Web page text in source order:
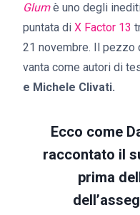
Glumè uno degli
puntata di X Factor 13
21 novembre. Il pezzo
vanta come autori di
e Michele Clivati.
Ecco come
raccontato il
prima